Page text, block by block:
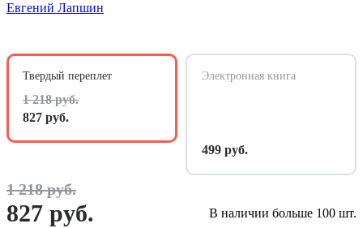
Евгений Лапшин
Твердый переплет
1 218 руб.
827 руб.
Электронная книга
499 руб.
1 218 руб.
827 руб. В наличии больше 100 шт.